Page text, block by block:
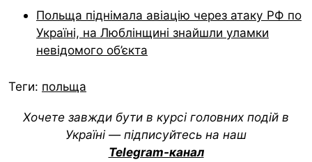
Польща піднімала авіацію через атаку РФ по
Україні, на Люблінщині знайшли уламки
невідомого об’єкта
Теги: польща
Хочете завжди бути в курсі головних подій в
Україні — підписуйтесь на наш
Telegram-канал